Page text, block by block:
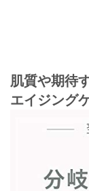
肌質や期待
エイジング